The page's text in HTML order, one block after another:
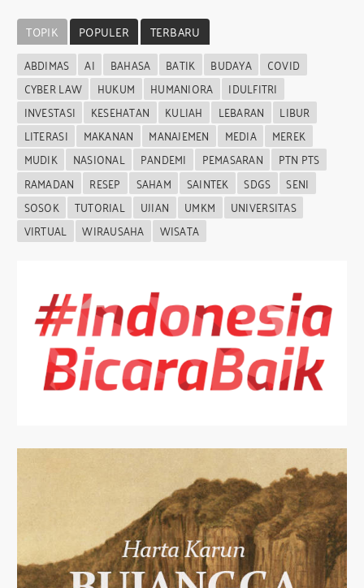
TOPIK POPULER
TERBARU
ABDIMAS
AI BAHASA BATIK BUDAYA
COVID
CYBER LAW
HUKUM HUMANIORA
IDULFITRI
INVESTASI
KESEHATAN KULIAH LEBARAN
LIBUR
LITERASI
MAKANAN MANAJEMEN MEDIA
MEREK
MUDIK
NASIONAL PANDEMI PEMASARAN
PTN PTS
RAMADAN
RESEP SAHAM SAINTEK SDGS
SENI
SOSOK
TUTORIAL UJIAN UMKM
UNIVERSITAS
VIRTUAL
WIRAUSAHA WISATA